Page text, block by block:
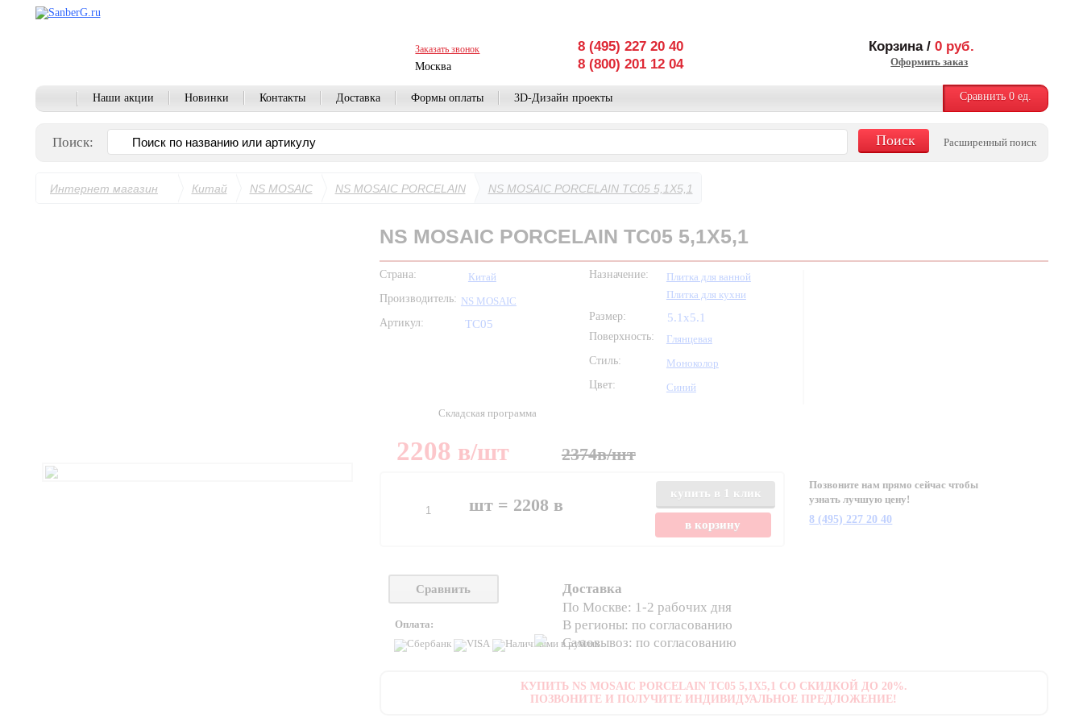
Заказать звонок
Москва
8 (495) 227 20 40
8 (800) 201 12 04
Корзина /0 руб.
Оформить заказ
Наши акции Новинки Контакты Доставка Формы оплаты 3D-Дизайн проекты Сравнить 0ед.
Поиск: Расширенный поиск
Интернет магазин Китай NS MOSAIC NS MOSAIC PORCELAIN NS MOSAIC PORCELAIN TC05 5,1X5,1
NS MOSAIC PORCELAIN TC05 5,1X5,1
Страна:
Китай
Производитель: NS MOSAIC
Артикул:
TC05
Назначение:
Плитка для ванной
Плитка для кухни
Размер:
5.1x5.1
Поверхность:
Глянцевая
Стиль:
Моноколор
Цвет:
Синий
Складская программа
2208 в/шт 2374в/шт
шт = 2208 в
купить в 1 клик
в корзину
Позвоните нам прямо сейчас чтобы
узнать лучшую цену!
8 (495) 227 20 40
Сравнить
Оплата:
Доставка
По Москве: 1-2 рабочих дня
В регионы: по согласованию
Самовывоз: по согласованию
КУПИТЬ NS MOSAIC PORCELAIN TC05 5,1X5,1 СО СКИДКОЙ ДО 20%.
ПОЗВОНИТЕ И ПОЛУЧИТЕ ИНДИВИДУАЛЬНОЕ ПРЕДЛОЖЕНИЕ!